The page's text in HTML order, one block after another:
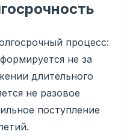
процесс:
не за
длительного
не разовое
поступление